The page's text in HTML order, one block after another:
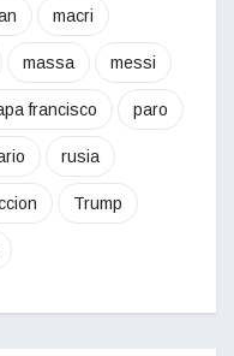
macri
massa messi
francisco paro
rusia
Trump